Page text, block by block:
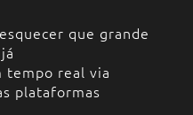
que grande
tempo real via
plataformas